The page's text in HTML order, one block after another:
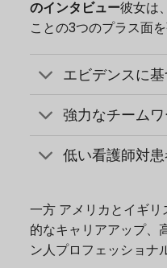
のインタビュー彼女は
ことの3つのプラス面
エビデンスに
強力なチームワ
低い看護師対
一方 アメリカとイギリ
的なキャリアアップ、
ン人プロフェッショナ